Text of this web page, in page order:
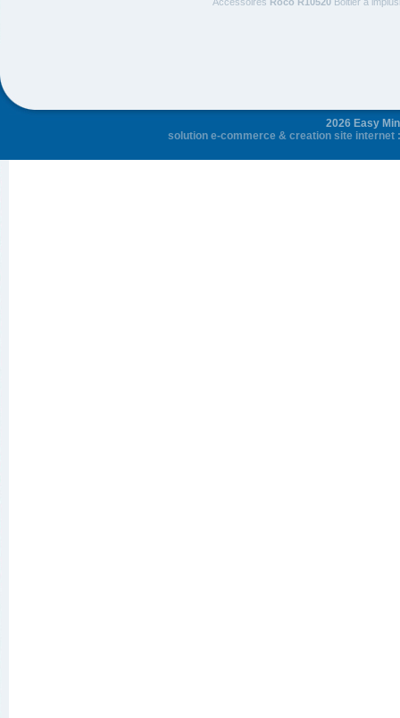
2026 Easy
solution e-commerce & creation site internet